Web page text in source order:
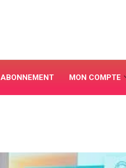
ABONNEMENT MON COMPTE